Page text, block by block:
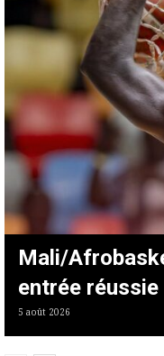
Mali/
entrée
5 août 2026